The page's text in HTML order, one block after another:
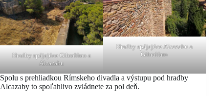
Hradby spájajúce Gibralfrao a
Alcazabu
Hradby spájajúce Alcazabu a
Gibralfaro
Spolu s prehliadkou Rímskeho divadla a výstupu pod hradby
Alcazaby to spoľahlivo zvládnete za pol deň.